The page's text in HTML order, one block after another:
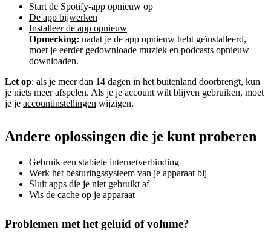
Start de Spotify-app opnieuw op
De app bijwerken
Installeer de app opnieuw
Opmerking: nadat je de app opnieuw hebt geïnstalleerd,
moet je eerder gedownloade muziek en podcasts opnieuw
downloaden.
Let op: als je meer dan 14 dagen in het buitenland doorbrengt, kun
je niets meer afspelen. Als je je account wilt blijven gebruiken, moet
je je accountinstellingen wijzigen.
Andere oplossingen die je kunt proberen
Gebruik een stabiele internetverbinding
Werk het besturingssysteem van je apparaat bij
Sluit apps die je niet gebruikt af
Wis de cache op je apparaat
Problemen met het geluid of volume?